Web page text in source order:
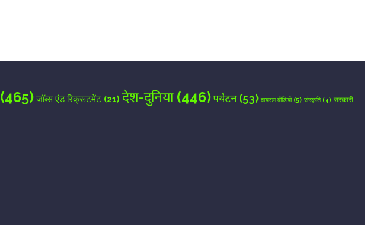
(465) जॉब्स एंड रिक्रूटमेंट (21) देश-दुनिया(446)पर्यटन(53) वायरल वीडियो(5) संस्कृति(4) सरकारी